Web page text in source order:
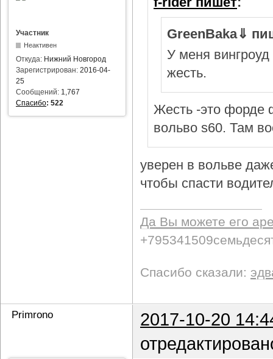
Участник
Неактивен
Откуда: Нижний Новгород
Зарегистрирован: 2016-04-
25
Сообщений: 1,767
Спасибо: 522
GreenBaka⇓
У меня вингроуд
жесть.
Жесть -это форде
вольво s60. Там
уверен в вольве
чтобы спасти
Да Вы можете его
Спасибо сказали:
Primrono
2017-10-20